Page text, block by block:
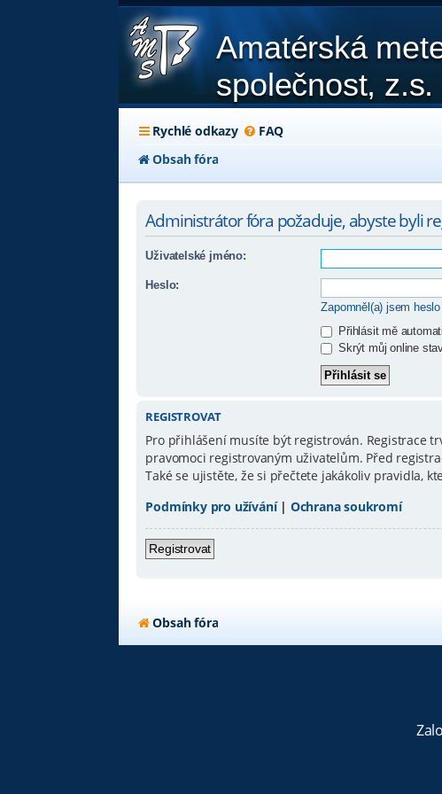
Amatérská
společnost, z.s.
Rychlé odkazy FAQ
Obsah fóra
Administrátor fóra požaduje, abyste byli
Uživatelské jméno:
Heslo:
Zapomněl(a) jsem heslo
Přihlásit mě
Skrýt můj online
REGISTROVAT
Pro přihlášení musíte být registrován. Registrace
pravomoci registrovaným uživatelům. Před
Také se ujistěte, že si přečtete jakákoliv pravidla,
Podmínky pro užívání| Ochrana soukromí
Registrovat
Obsah fóra